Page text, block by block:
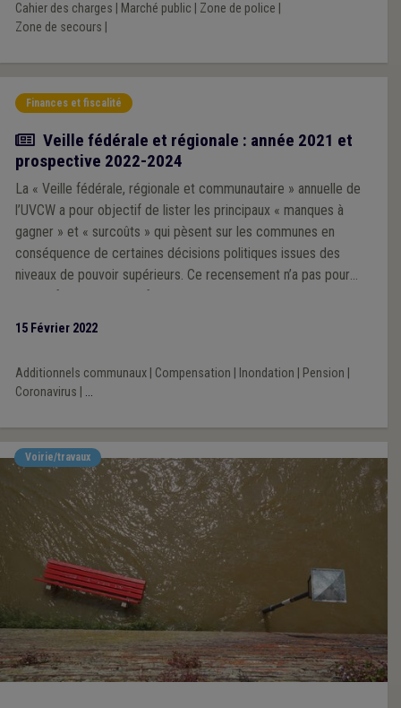
Cahier des charges Marché public Zone de police
Zone de secours
Finances et fiscalité
Article
Veille fédérale et régionale : année 2021 et
prospective 2022-2024
La « Veille fédérale, régionale et communautaire » annuelle de
l’UVCW a pour objectif de lister les principaux « manques à
gagner » et « surcoûts » qui pèsent sur les communes en
conséquence de certaines décisions politiques issues des
niveaux de pouvoir supérieurs. Ce recensement n’a pas pour
objectif d’être exhaustif, mais de mettre en lumière les
15 Février 2022
Additionnels communaux| Compensation Inondation Pension
Coronavirus
...
Voirie/travaux